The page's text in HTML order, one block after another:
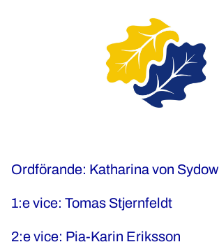
Ordförande: Katharina von Sydow
1:e vice: Tomas Stjernfeldt
2:e vice: Pia-Karin Eriksson